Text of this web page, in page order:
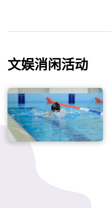
文娱消闲活动